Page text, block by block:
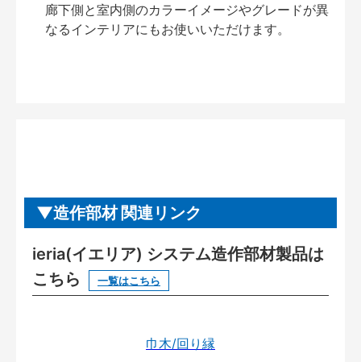
廊下側と室内側のカラーイメージやグレードが異
なるインテリアにもお使いいただけます。
造作部材 関連リンク
ieria(イエリア) システム造作部材製品は
こちら
一覧はこちら
巾木/回り縁